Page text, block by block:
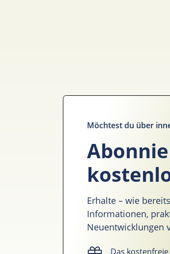
Möchtest du über
Erhalte – wie
Informationen,
Neuentwicklungen
Das kostenfreie